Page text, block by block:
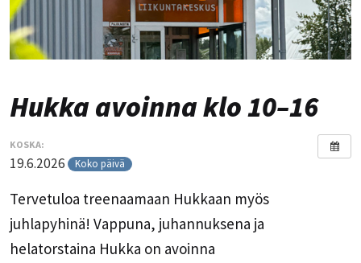
Hukka avoinna klo 10–16
KOSKA:
19.6.2026 Koko päivä
Tervetuloa treenaamaan Hukkaan myös
juhlapyhinä! Vappuna, juhannuksena ja
helatorstaina Hukka on avoinna